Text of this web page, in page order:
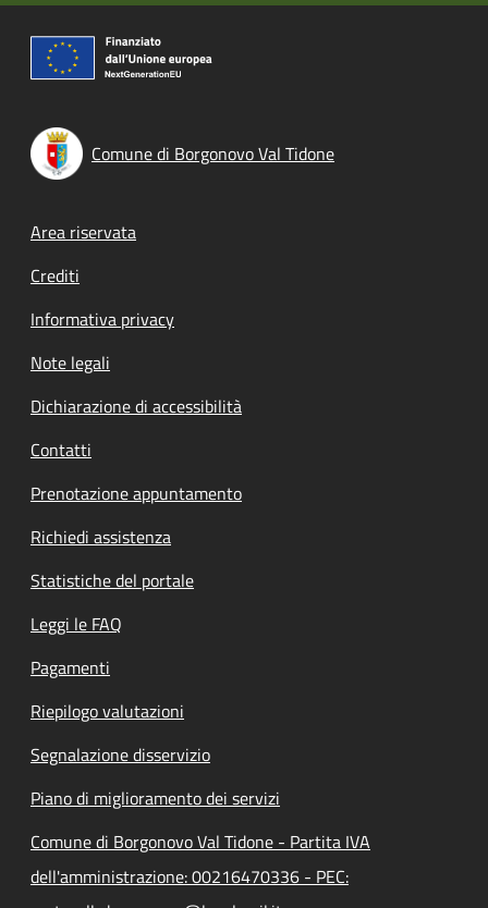
Comune di Borgonovo Val Tidone
Footer menu
Area riservata
Crediti
Informativa privacy
Note legali
Dichiarazione di accessibilità
Contatti
Prenotazione appuntamento
Richiedi assistenza
Statistiche del portale
Leggi le FAQ
Pagamenti
Riepilogo valutazioni
Segnalazione disservizio
Piano di miglioramento dei servizi
Comune di Borgonovo Val Tidone - Partita IVA
dell'amministrazione: 00216470336 - PEC: